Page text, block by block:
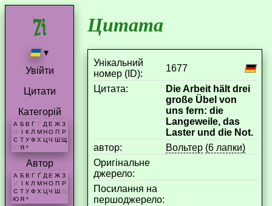
▾
Увійти
Цитати
Категорій
А Б В Г Ґ Д Е Ж З
И
І К Л М Н О П Р
С Т У Ф Х Ц Ч Ш Щ
Ю Я *
Автор
А Б В Г Ґ Д Е Ж З
И
К Л М Н О П Р
С Т У Ф Х Ц Ч Ш Щ
Ю Я *
Цитата
Унікальний
номер (ID):
1677
Цитата:
Die Arbeit hält drei
große Übel von
uns fern: die
Langeweile, das
Laster und die Not.
aвтор:
Вольтер (6 лапки)
Оригінальне
джерело:
Посилання на
першоджерело: